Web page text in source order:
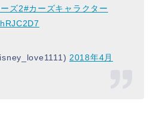
ズ2#カーズキャラクター
2018年4月